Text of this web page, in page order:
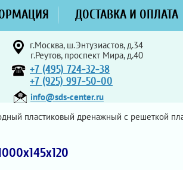
ДОСТАВКА И ОПЛАТА
г.Москва, ш.Энтузиастов, д.34
г.Реутов, проспект Мира, д.40
+7 (495) 724-32-38
+7 (925) 997-50-00
info@sds-center.ru
пластиковый дренажный с решеткой